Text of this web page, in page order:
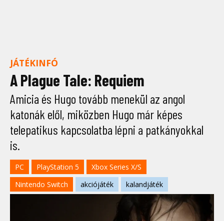
JÁTÉKINFÓ
A Plague Tale: Requiem
Amicia és Hugo tovább menekül az angol
katonák elől, miközben Hugo már képes
telepatikus kapcsolatba lépni a patkányokkal
is.
PC PlayStation 5
Xbox Series X/S
Nintendo Switch
akciójáték kalandjáték